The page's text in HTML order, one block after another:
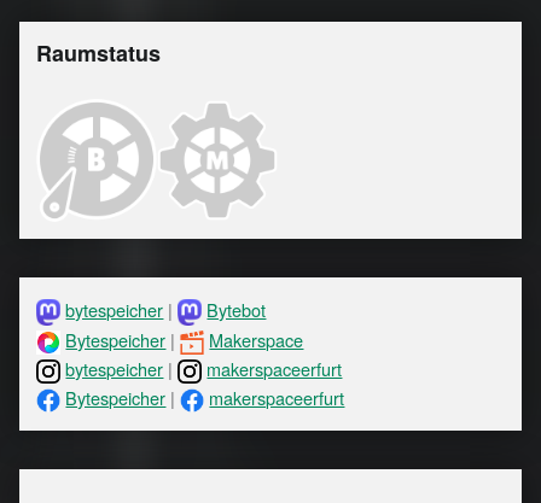
Raumstatus
bytespeicher |
Bytebot
Bytespeicher |
Makerspace
bytespeicher |
makerspaceerfurt
Bytespeicher | makerspaceerfurt